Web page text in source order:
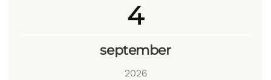
4
september
2026